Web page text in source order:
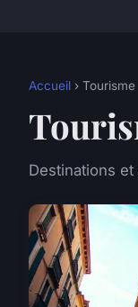
Accueil › Tourisme
Destinations